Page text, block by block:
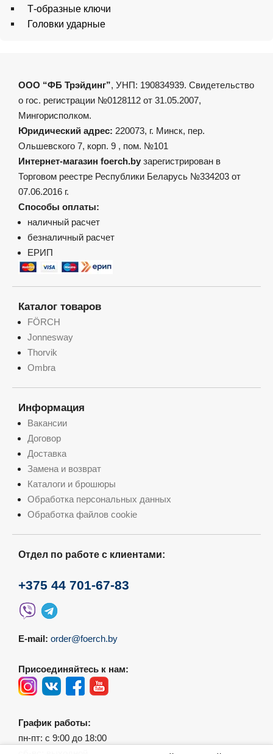
Т-образные ключи
Головки ударные
ООО “ФБ Трэйдинг”, УНП: 190834939. Свидетельство
о гос. регистрации №0128112 от 31.05.2007,
Мингорисполком.
Юридический адрес: 220073, г. Минск, пер.
Ольшевского 7, корп. 9 , пом. №101
Интернет-магазин foerch.by зарегистрирован в
Торговом реестре Республики Беларусь №334203 от
07.06.2016 г.
Способы оплаты:
наличный расчет
безналичный расчет
ЕРИП
Каталог товаров
FÖRCH
Jonnesway
Thorvik
Ombra
Информация
Вакансии
Договор
Доставка
Замена и возврат
Каталоги и брошюры
Обработка персональных данных
Обработка файлов cookie
Отдел по работе с клиентами:
+375 44 701-67-83
E-mail: order@foerch.by
Присоединяйтесь к нам:
График работы:
пн-пт: с 9:00 до 18:00